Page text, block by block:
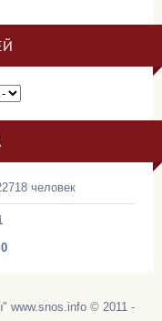
человек
0
www.snos.info © 2011 -